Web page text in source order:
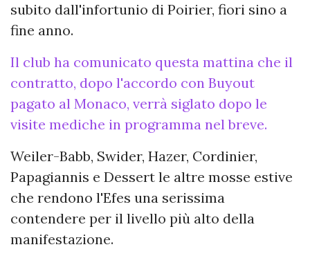
subito dall'infortunio di Poirier, fiori sino a
fine anno.
Il club ha comunicato questa mattina che il
contratto, dopo l'accordo con Buyout
pagato al Monaco, verrà siglato dopo le
visite mediche in programma nel breve.
Weiler-Babb, Swider, Hazer, Cordinier,
Papagiannis e Dessert le altre mosse estive
che rendono l'Efes una serissima
contendere per il livello più alto della
manifestazione.